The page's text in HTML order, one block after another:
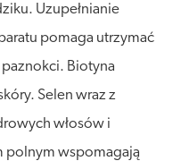
Uzupełnianie
pomaga utrzymać
paznokci. Biotyna
Selen wraz z
włosów i
polnym wspomagają